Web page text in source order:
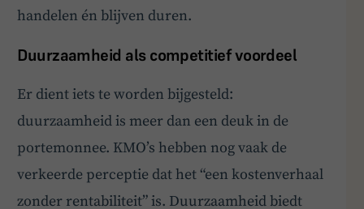
handelen én blijven duren.
Duurzaamheid als competitief voordeel
Er dient iets te worden bijgesteld:
duurzaamheid is meer dan een deuk in de
portemonnee. KMO’s hebben nog vaak de
verkeerde perceptie dat het “een kostenverhaal
zonder rentabiliteit” is. Duurzaamheid biedt